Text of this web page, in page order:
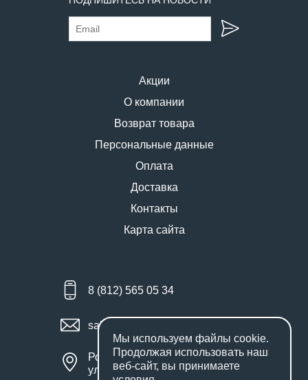
Акции
О компании
Возврат товара
Персональные данные
Оплата
Доставка
Контакты
Карта сайта
8 (812) 565 05 34
sales@miniworks.ru
Россия, Санкт-Петербург,
улица Маршала Новикова, 28Е
Мы используем файлы cookie.
Продолжая использовать наш
веб-сайт, вы принимаете